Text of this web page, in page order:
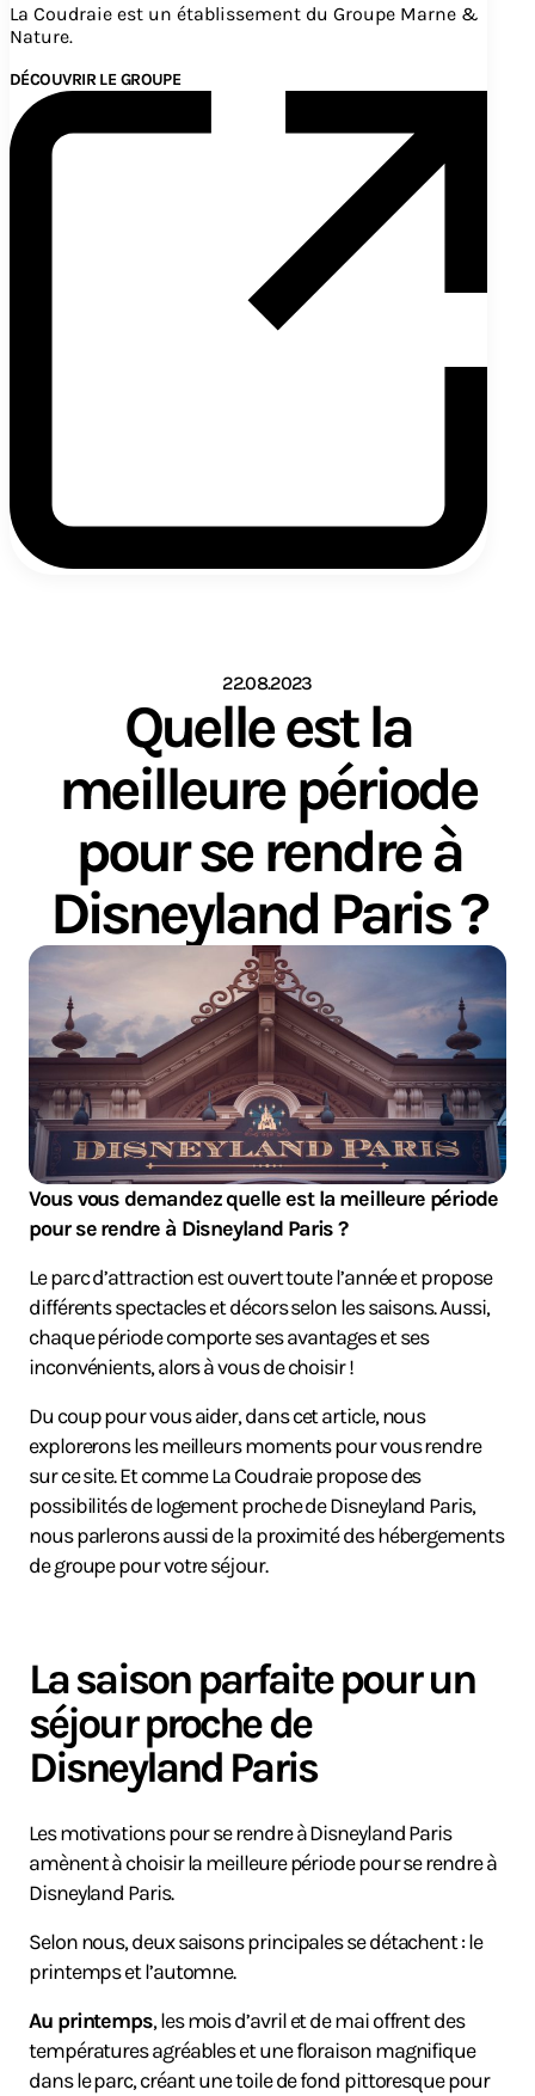
La Coudraie est un établissement du Groupe Marne &
Nature.
DÉCOUVRIR LE GROUPE
22.08.2023
Quelle est la
meilleure période
pour se rendre à
Disneyland Paris ?
Vous vous demandez quelle est la meilleure période
pour se rendre à Disneyland Paris ?
Le parc d’attraction est ouvert toute l’année et propose
différents spectacles et décors selon les saisons. Aussi,
chaque période comporte ses avantages et ses
inconvénients, alors à vous de choisir !
Du coup pour vous aider, dans cet article, nous
explorerons les meilleurs moments pour vous rendre
sur ce site. Et comme La Coudraie propose des
possibilités de logement proche de Disneyland Paris,
nous parlerons aussi de la proximité des hébergements
de groupe pour votre séjour.
La saison parfaite pour un
séjour proche de
Disneyland Paris
Les motivations pour se rendre à Disneyland Paris
amènent à choisir la meilleure période pour se rendre à
Disneyland Paris.
Selon nous, deux saisons principales se détachent : le
printemps et l’automne.
Au printemps, les mois d’avril et de mai offrent des
températures agréables et une floraison magnifique
dans le parc, créant une toile de fond pittoresque pour